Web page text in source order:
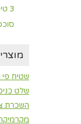
3 טיפים לבחירת דשא סינטטי
שטיח פי
שלט
השכרת